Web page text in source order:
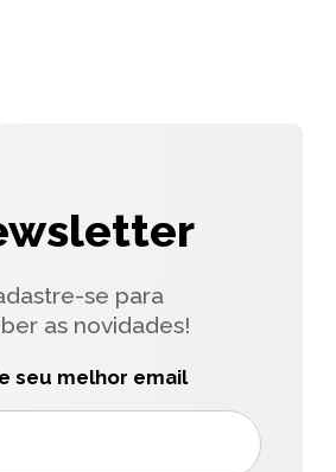
se para
as novidades!
seu melhor email